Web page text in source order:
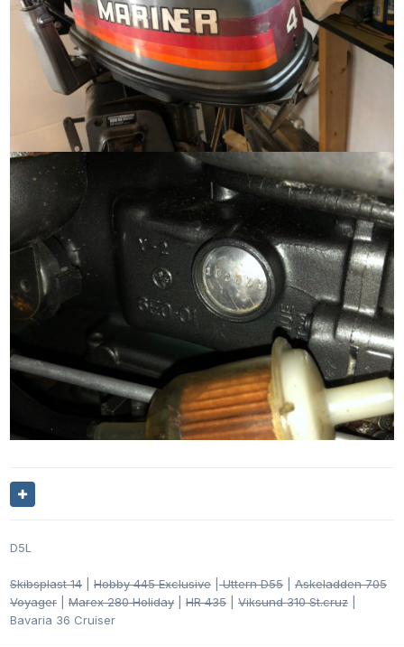
D5L
Skibsplast 14 Hobby 445 Exclusive Uttern D55
Askeladden 705
Voyager
Marex 280 Holiday HR 435 Viksund 310 St.cruz
Bavaria 36 Cruiser